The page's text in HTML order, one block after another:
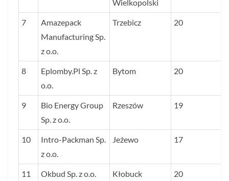
Wielkopolski
7
Amazepack
Manufacturing Sp.
z o.o.
Trzebicz 20
8
Eplomby.Pl Sp. z
o.o.
Bytom 20
9
Bio Energy Group
Sp. z o.o.
Rzeszów 19
10
Intro-Packman Sp.
z o.o.
Jeżewo 17
11 Okbud Sp. z o.o. Kłobuck 20